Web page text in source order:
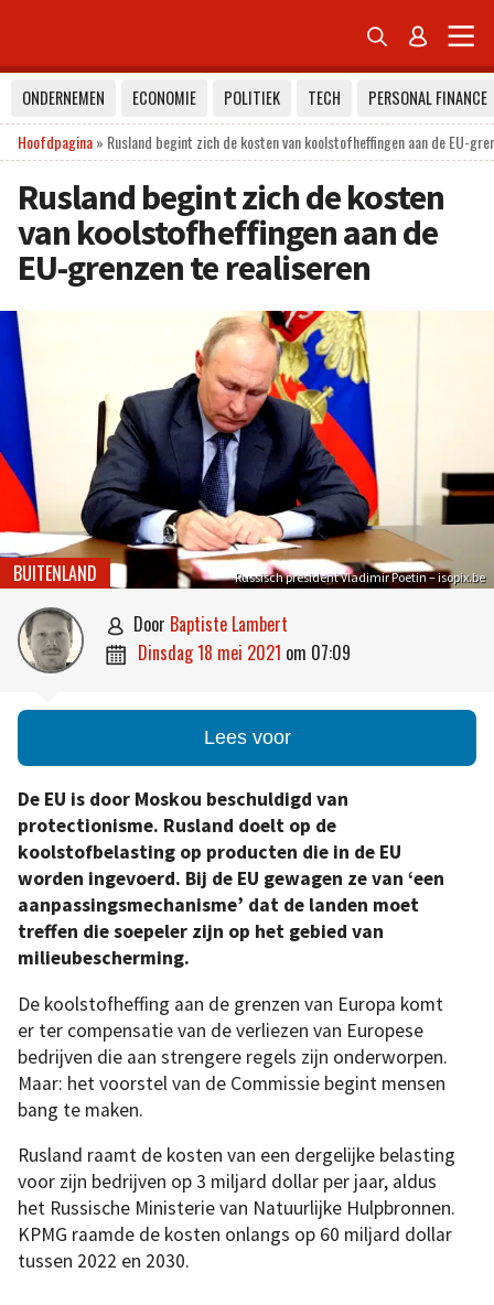
 
ONDERNEMEN ECONOMIE POLITIEK TECH
PERSONAL FINANCE
Hoofdpagina» Rusland begint zich de kosten van koolstofheffingen aan de EU-
Rusland begint zich de kosten
van koolstofheffingen aan de
EU-grenzen te realiseren
Russisch president Vladimir Poetin – isopix.be
BUITENLAND
 door Baptiste Lambert
 dinsdag 18 mei 2021 om 07:09
Lees voor
De EU is door Moskou beschuldigd van
protectionisme. Rusland doelt op de
koolstofbelasting op producten die in de EU
worden ingevoerd. Bij de EU gewagen ze van ‘een
aanpassingsmechanisme’ dat de landen moet
treffen die soepeler zijn op het gebied van
milieubescherming.
De koolstofheffing aan de grenzen van Europa komt
er ter compensatie van de verliezen van Europese
bedrijven die aan strengere regels zijn onderworpen.
Maar: het voorstel van de Commissie begint mensen
bang te maken.
Rusland raamt de kosten van een dergelijke belasting
voor zijn bedrijven op 3 miljard dollar per jaar, aldus
het Russische Ministerie van Natuurlijke Hulpbronnen.
KPMG raamde de kosten onlangs op 60 miljard dollar
tussen 2022 en 2030.